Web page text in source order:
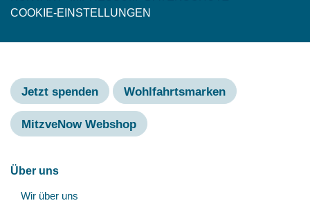
Fußzeile
COOKIE-EINSTELLUNGEN
Jetzt spenden Wohlfahrtsmarken
MitzveNow Webshop
Hauptnavigation
Über uns
Wir über uns